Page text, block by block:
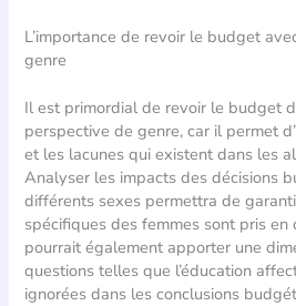
L’importance de revoir le budget
genre
Il est primordial de revoir le budget
perspective de genre, car il permet
et les lacunes qui existent dans les
Analyser les impacts des décisions
différents sexes permettra de
spécifiques des femmes sont pris en
pourrait également apporter une
questions telles que l’éducation
ignorées dans les conclusions